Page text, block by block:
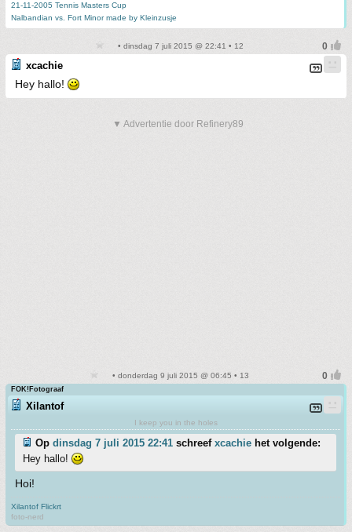
21-11-2005 Tennis Masters Cup
Nalbandian vs. Fort Minor made by Kleinzusje
• dinsdag 7 juli 2015 @ 22:41 • 12
xcachie
Hey hallo!
▼ Advertentie door Refinery89
• donderdag 9 juli 2015 @ 06:45 • 13
FOK!Fotograaf
Xilantof
I keep you in the holes
Op dinsdag 7 juli 2015 22:41 schreef xcachie het volgende:
Hey hallo!
Hoi!
Xilantof Flickrt
foto-nerd